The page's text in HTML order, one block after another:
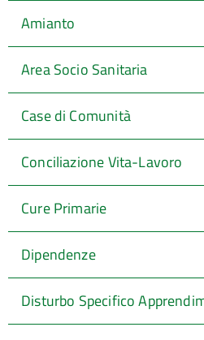
Amianto
Area Socio Sanitaria
Case di Comunità
Conciliazione Vita-Lavoro
Cure Primarie
Dipendenze
Disturbo Specifico